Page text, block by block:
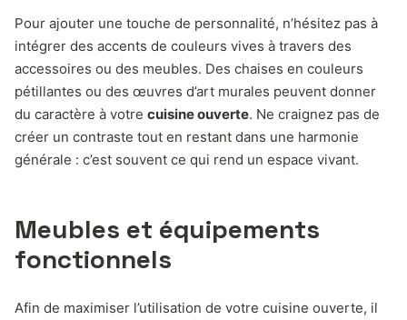
Pour ajouter une touche de personnalité, n’hésitez pas à
intégrer des accents de couleurs vives à travers des
accessoires ou des meubles. Des chaises en couleurs
pétillantes ou des œuvres d’art murales peuvent donner
du caractère à votre cuisine ouverte. Ne craignez pas de
créer un contraste tout en restant dans une harmonie
générale : c’est souvent ce qui rend un espace vivant.
Meubles et équipements
fonctionnels
Afin de maximiser l’utilisation de votre cuisine ouverte, il